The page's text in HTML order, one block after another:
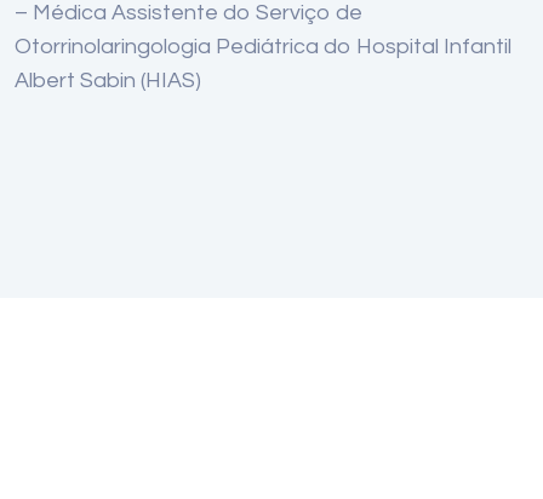
– Médica Assistente do Serviço de
Otorrinolaringologia Pediátrica do Hospital Infantil
Albert Sabin (HIAS)